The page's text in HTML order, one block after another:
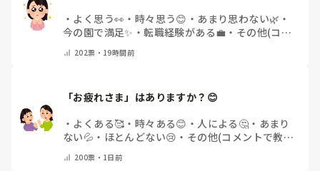
・ よく思う👀 ・ 時々思う😊 ・ あまり思わない🌿 ・
今の園で満足✨ ・転職経験がある💼 ・ その他(コメ
202票・ 19時間前
「お疲れさま」はありますか？😊
・ よくある🥰 ・ 時々ある😊 ・ 人による🤔 ・ あまり
ない💦 ・ ほとんどない😢 ・ その他(コメントで教え
200票・ 1日前